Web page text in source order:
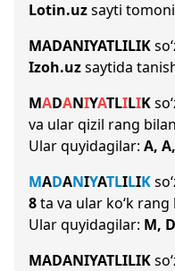
Lotin.uzsayti
MADANIYATLILIK
Izoh.uzsaytida
MADANIYATLILIK
va ular qizil rang
Ular quyidagilar: A,
MADANIYATLILIK
8ta va ular ko‘k
Ular quyidagilar: M,
MADANIYATLILIK